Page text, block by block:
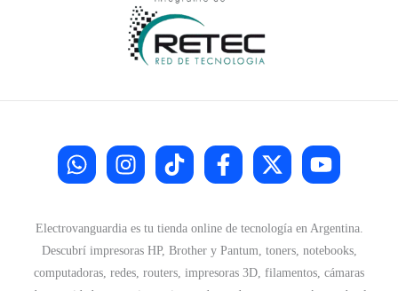
Electrovanguardia es tu tienda online de tecnología en Argentina.
Descubrí impresoras HP, Brother y Pantum, toners, notebooks,
computadoras, redes, routers, impresoras 3D, filamentos, cámaras